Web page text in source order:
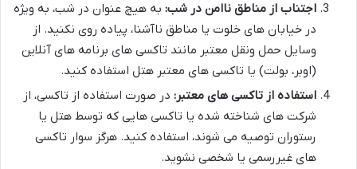
اجتناب از مناطق ناامن در شب: به هیچ عنوان در شب، به ویژه
در خیابان های خلوت یا مناطق ناآشنا، پیاده روی نکنید. از
وسایل حمل ونقل معتبر مانند تاکسی های برنامه های آنلاین
(اوبر، بولت) یا تاکسی های معتبر هتل استفاده کنید.
استفاده از تاکسی های معتبر: در صورت استفاده از تاکسی، از
شرکت های شناخته شده یا تاکسی هایی که توسط هتل یا
رستوران توصیه می شوند، استفاده کنید. هرگز سوار تاکسی
های غیررسمی یا شخصی نشوید.